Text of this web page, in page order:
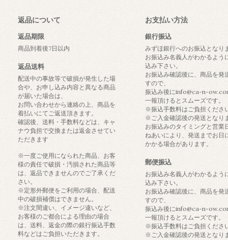
返品について
返品期限
商品到着後7日以内
返品送料
配送中の事故等で破損が発生した場
合や、お申し込み内容と異なる商品
が届いた場合は、
お問い合わせから連絡の上、商品を
着払いにてご返送頂きます。
確認後、送料・手数料などは、キャ
ナウ負担で交換または返金させてい
ただきます
※一度ご使用になられた商品、お客
様の責任で破損・汚損された商品等
は、返品できませんのでご了承くだ
さい。
※定形外郵便をご利用の場合、配送
中の破損補償はできません。
※注文間違い、イメージ違いなど、
お客様のご都合による理由の場合
は、送料、返金の際の銀行振込手数
料などはご負担いただきます。
お支払い方法
銀行振込
みずほ銀行へのお振込となり
お振込み名義人がわかるよう
込み下さい。
お振込み確認後に、商品を発
すので、
振込み後にinfo@ca-n-
一報頂けるとスムーズです。
※振込手数料はご負担くださ
※ご入金確認後の発送となり
お振込みのタイミングと営業
ねあいにより、発送までお日
かかる場合があります。
郵便振込
お振込み名義人がわかるよう
込み下さい。
お振込み確認後に、商品を発
すので、
振込み後にinfo@ca-n-
一報頂けるとスムーズです。
※振込手数料はご負担くださ
※ご入金確認後の発送となり